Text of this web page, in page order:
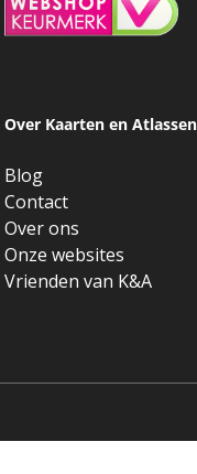
Over Kaarten en Atlassen
Blog
Contact
Over ons
Onze websites
Vrienden van K&A